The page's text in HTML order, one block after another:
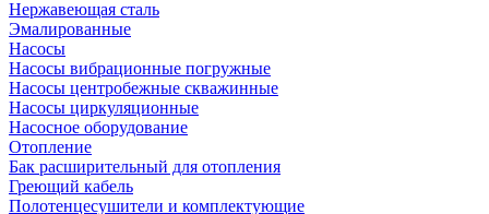
Нержавеющая сталь
Эмалированные
Насосы
Насосы вибрационные погружные
Насосы центробежные скважинные
Насосы циркуляционные
Насосное оборудование
Отопление
Бак расширительный для отопления
Греющий кабель
Полотенцесушители и комплектующие